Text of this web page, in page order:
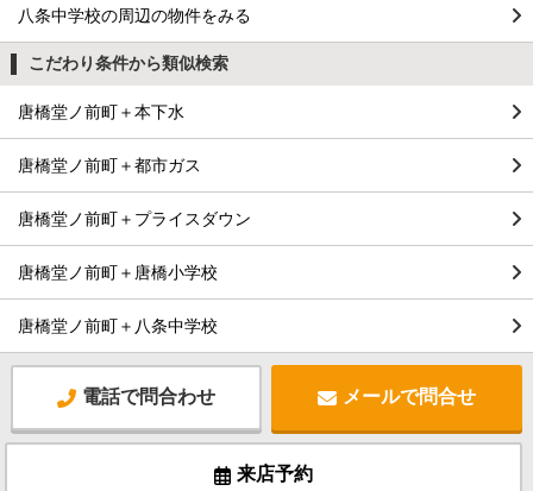
八条中学校の周辺の物件をみる
こだわり条件から類似検索
唐橋堂ノ前町＋本下水
唐橋堂ノ前町＋都市ガス
唐橋堂ノ前町＋プライスダウン
唐橋堂ノ前町＋唐橋小学校
唐橋堂ノ前町＋八条中学校
電話で問合わせ メールで問合せ
来店予約